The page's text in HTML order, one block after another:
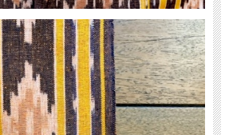
柔らかなパステルカラーに薄い茶色やベージュ、黄
れ、温かな雰囲気のイカットになっています。
、テーブルセンターやソファ、椅子などのカバーと
ゾチックなアジアンテイストをプラスしてください
に掛けていただくとピッタリ！ さらに雰囲気抜群